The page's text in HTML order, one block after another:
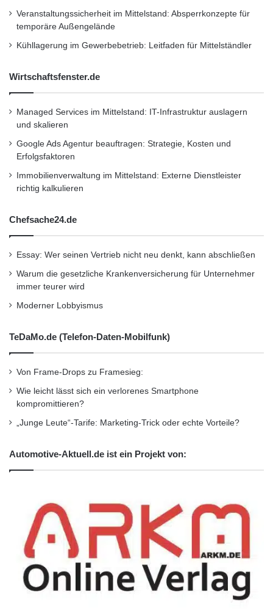
Frühjahrsputz für den Wagen
Haftpflicht KFZ Privat der Generali
Kfz-Versicherung
kleine Schäden im Fahrzeuglack
Veranstaltungssicherheit im Mittelstand: Absperrkonzepte für
temporäre Außengelände
Kühllagerung im Gewerbebetrieb: Leitfaden für Mittelständler
Wirtschaftsfenster.de
Managed Services im Mittelstand: IT-Infrastruktur auslagern
und skalieren
Google Ads Agentur beauftragen: Strategie, Kosten und
Erfolgsfaktoren
Immobilienverwaltung im Mittelstand: Externe Dienstleister
richtig kalkulieren
Chefsache24.de
Essay: Wer seinen Vertrieb nicht neu denkt, kann abschließen
Warum die gesetzliche Krankenversicherung für Unternehmer
immer teurer wird
Moderner Lobbyismus
TeDaMo.de (Telefon-Daten-Mobilfunk)
Von Frame-Drops zu Framesieg:
Wie leicht lässt sich ein verlorenes Smartphone
kompromittieren?
„Junge Leute“-Tarife: Marketing-Trick oder echte Vorteile?
Automotive-Aktuell.de ist ein Projekt von: